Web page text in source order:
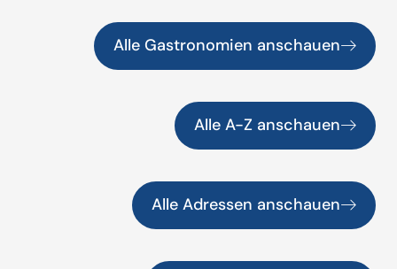
Alle Gastronomien anschauen
Alle A-Z anschauen
Alle Adressen anschauen